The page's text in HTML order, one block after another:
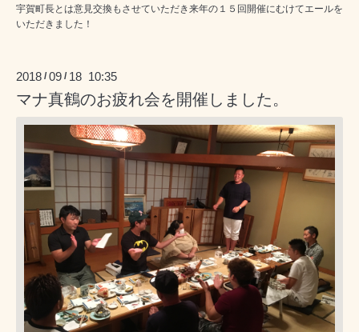
宇賀町長とは意見交換もさせていただき来年の１５回開催にむけてエールを
いただきました！
2018 /09 / 18 10:35
マナ真鶴のお疲れ会を開催しました。